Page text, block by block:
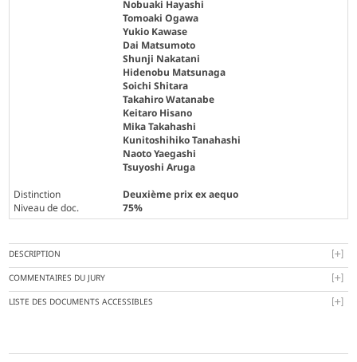
Nobuaki Hayashi
Tomoaki Ogawa
Yukio Kawase
Dai Matsumoto
Shunji Nakatani
Hidenobu Matsunaga
Soichi Shitara
Takahiro Watanabe
Keitaro Hisano
Mika Takahashi
Kunitoshihiko Tanahashi
Naoto Yaegashi
Tsuyoshi Aruga
Distinction
Deuxième prix ex aequo
Niveau de doc.
75%
DESCRIPTION
COMMENTAIRES DU JURY
LISTE DES DOCUMENTS ACCESSIBLES